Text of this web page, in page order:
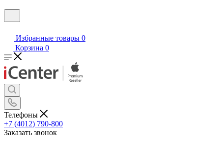
Избранные товары 0
Корзина 0
Телефоны
+7 (4012) 790-800
Заказать звонок